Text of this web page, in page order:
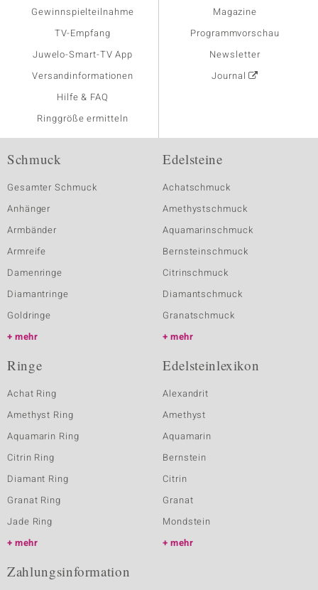
Gewinnspielteilnahme
TV-Empfang
Juwelo-Smart-TV App
Versandinformationen
Hilfe & FAQ
Ringgröße ermitteln
Magazine
Programmvorschau
Newsletter
Journal
Schmuck
Gesamter Schmuck
Anhänger
Armbänder
Armreife
Damenringe
Diamantringe
Goldringe
mehr
Edelsteine
Achatschmuck
Amethystschmuck
Aquamarinschmuck
Bernsteinschmuck
Citrinschmuck
Diamantschmuck
Granatschmuck
mehr
Ringe
Achat Ring
Amethyst Ring
Aquamarin Ring
Citrin Ring
Diamant Ring
Granat Ring
Jade Ring
mehr
Edelsteinlexikon
Alexandrit
Amethyst
Aquamarin
Bernstein
Citrin
Granat
Mondstein
mehr
Zahlungsinformation